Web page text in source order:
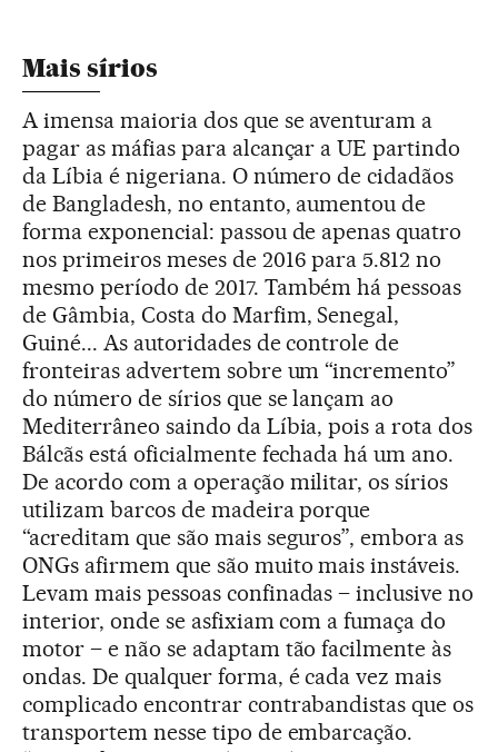
Mais sírios
A imensa maioria dos que se aventuram a
pagar as máfias para alcançar a UE partindo
da Líbia é nigeriana. O número de cidadãos
de Bangladesh, no entanto, aumentou de
forma exponencial: passou de apenas quatro
nos primeiros meses de 2016 para 5.812 no
mesmo período de 2017. Também há pessoas
de Gâmbia, Costa do Marfim, Senegal,
Guiné... As autoridades de controle de
fronteiras advertem sobre um “incremento”
do número de sírios que se lançam ao
Mediterrâneo saindo da Líbia, pois a rota dos
Bálcãs está oficialmente fechada há um ano.
De acordo com a operação militar, os sírios
utilizam barcos de madeira porque
“acreditam que são mais seguros”, embora as
ONGs afirmem que são muito mais instáveis.
Levam mais pessoas confinadas – inclusive no
interior, onde se asfixiam com a fumaça do
motor – e não se adaptam tão facilmente às
ondas. De qualquer forma, é cada vez mais
complicado encontrar contrabandistas que os
transportem nesse tipo de embarcação.